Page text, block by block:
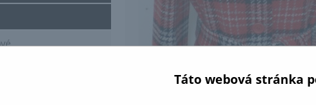
Táto webová stránka